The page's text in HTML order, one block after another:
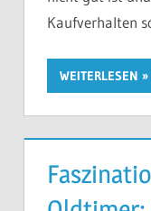
Kaufverhalten
WEITERLESEN